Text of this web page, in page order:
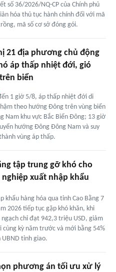
số 36/2026/NQ-CP của Chính phủ
hóa thủ tục hành chính đối với mã
mã số cơ sở đóng gói.
21 địa phương chủ động
áp thấp nhiệt đới, gió
biển
1 giờ 5/8, áp thấp nhiệt đới di
theo hướng Đông trên vùng biển
Nam khu vực Bắc Biển Đông; 13 giờ
hướng Đông Đông Nam và suy
vùng áp thấp.
tập trung gỡ khó cho
xuất nhập khẩu
khẩu hàng hóa qua tỉnh Cao Bằng 7
2026 tiếp tục gặp khó khăn, khi
chỉ đạt 942,3 triệu USD, giảm
cùng kỳ năm trước và mới bằng 54%
UBND tỉnh giao.
phương án tối ưu xử lý